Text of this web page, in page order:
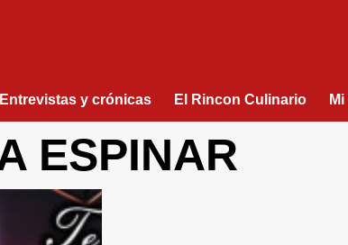
Entrevistas y crónicas El Rincon Culinario
ESPINAR